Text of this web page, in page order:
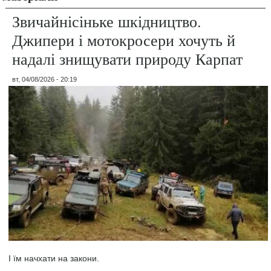
Звичайнісіньке шкідництво.
Джипери і мотокросери хочуть й
надалі знищувати природу Карпат
вт, 04/08/2026 - 20:19
І їм начхати на закони.